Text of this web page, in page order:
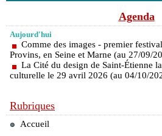
Agenda
Aujourd'hui
Comme des images - premier
Provins, en Seine et Marne (au 27/09/
La Cité du design de Saint-Étienne
culturelle le 29 avril 2026 (au 04/10/
Rubriques
Accueil